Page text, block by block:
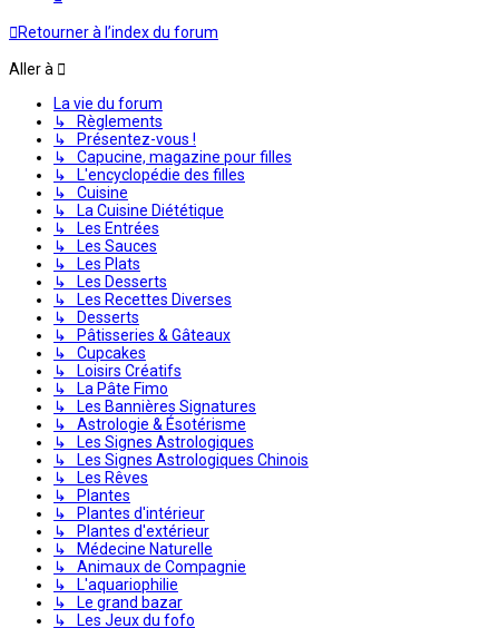
Retourner à l’index du forum
Aller à
La vie du forum
↳ Règlements
↳ Présentez-vous !
↳ Capucine, magazine pour filles
↳ L'encyclopédie des filles
↳ Cuisine
↳ La Cuisine Diététique
↳ Les Entrées
↳ Les Sauces
↳ Les Plats
↳ Les Desserts
↳ Les Recettes Diverses
↳ Desserts
↳ Pâtisseries & Gâteaux
↳ Cupcakes
↳ Loisirs Créatifs
↳ La Pâte Fimo
↳ Les Bannières Signatures
↳ Astrologie & Ésotérisme
↳ Les Signes Astrologiques
↳ Les Signes Astrologiques Chinois
↳ Les Rêves
↳ Plantes
↳ Plantes d'intérieur
↳ Plantes d'extérieur
↳ Médecine Naturelle
↳ Animaux de Compagnie
↳ L'aquariophilie
↳ Le grand bazar
↳ Les Jeux du fofo